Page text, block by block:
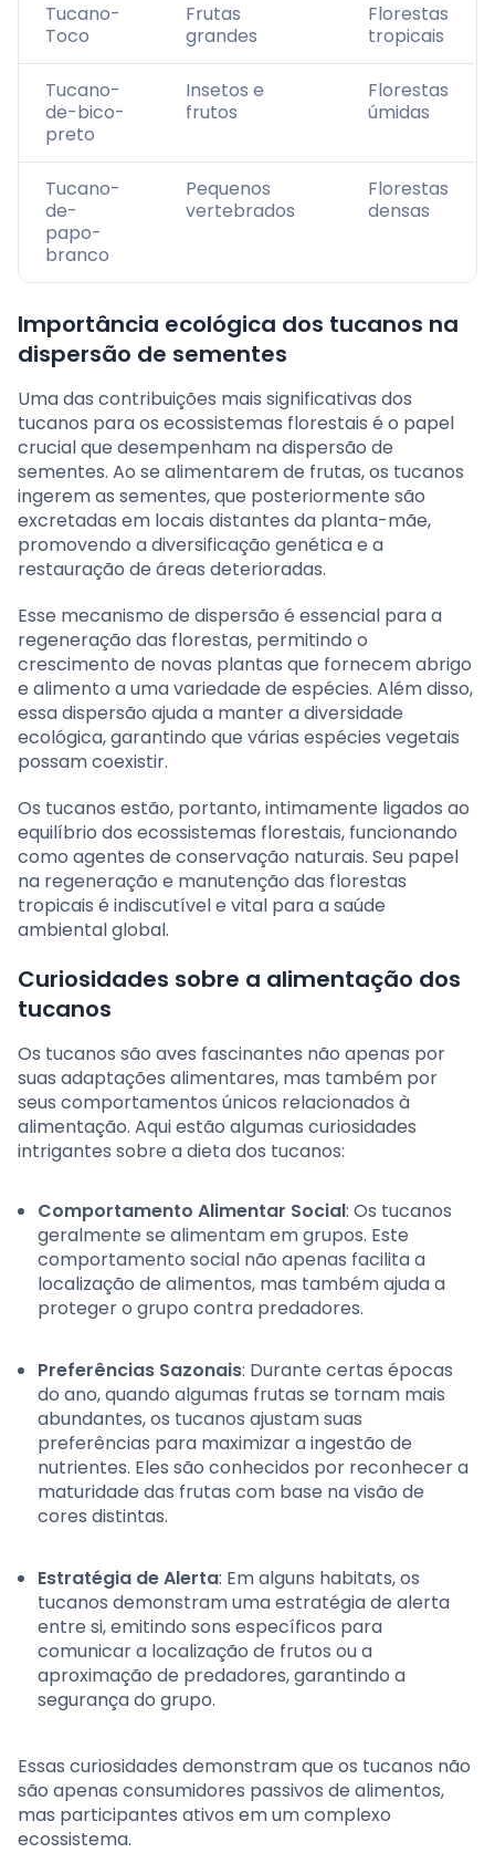
Tucano-
Toco
Frutas
grandes
Florestas
tropicais
Tucano-
de-bico-
preto
Insetos e
frutos
Florestas
úmidas
Tucano-
de-
papo-
branco
Pequenos
vertebrados
Florestas
densas
Importância ecológica dos tucanos na
dispersão de sementes
Uma das contribuições mais significativas dos
tucanos para os ecossistemas florestais é o papel
crucial que desempenham na dispersão de
sementes. Ao se alimentarem de frutas, os tucanos
ingerem as sementes, que posteriormente são
excretadas em locais distantes da planta-mãe,
promovendo a diversificação genética e a
restauração de áreas deterioradas.
Esse mecanismo de dispersão é essencial para a
regeneração das florestas, permitindo o
crescimento de novas plantas que fornecem abrigo
e alimento a uma variedade de espécies. Além disso,
essa dispersão ajuda a manter a diversidade
ecológica, garantindo que várias espécies vegetais
possam coexistir.
Os tucanos estão, portanto, intimamente ligados ao
equilíbrio dos ecossistemas florestais, funcionando
como agentes de conservação naturais. Seu papel
na regeneração e manutenção das florestas
tropicais é indiscutível e vital para a saúde
ambiental global.
Curiosidades sobre a alimentação dos
tucanos
Os tucanos são aves fascinantes não apenas por
suas adaptações alimentares, mas também por
seus comportamentos únicos relacionados à
alimentação. Aqui estão algumas curiosidades
intrigantes sobre a dieta dos tucanos:
Comportamento Alimentar Social: Os tucanos
geralmente se alimentam em grupos. Este
comportamento social não apenas facilita a
localização de alimentos, mas também ajuda a
proteger o grupo contra predadores.
Preferências Sazonais: Durante certas épocas
do ano, quando algumas frutas se tornam mais
abundantes, os tucanos ajustam suas
preferências para maximizar a ingestão de
nutrientes. Eles são conhecidos por reconhecer a
maturidade das frutas com base na visão de
cores distintas.
Estratégia de Alerta: Em alguns habitats, os
tucanos demonstram uma estratégia de alerta
entre si, emitindo sons específicos para
comunicar a localização de frutos ou a
aproximação de predadores, garantindo a
segurança do grupo.
Essas curiosidades demonstram que os tucanos não
são apenas consumidores passivos de alimentos,
mas participantes ativos em um complexo
ecossistema.